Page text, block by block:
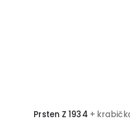
Prsten Z 1934 +